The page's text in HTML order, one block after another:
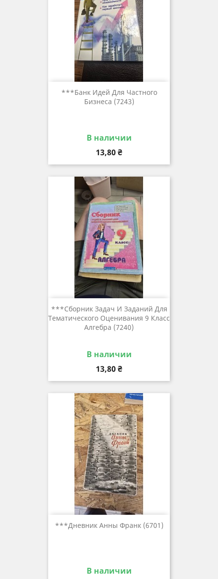
***Банк Идей Для Частного
Бизнеса (7243)
В наличии
Цена
13,80 ₴
***сборник Задач И Заданий Для
Тематического Оценивания 9 Класс
Алгебра (7240)
В наличии
Цена
13,80 ₴
***дневник Анны Франк (6701)
В наличии